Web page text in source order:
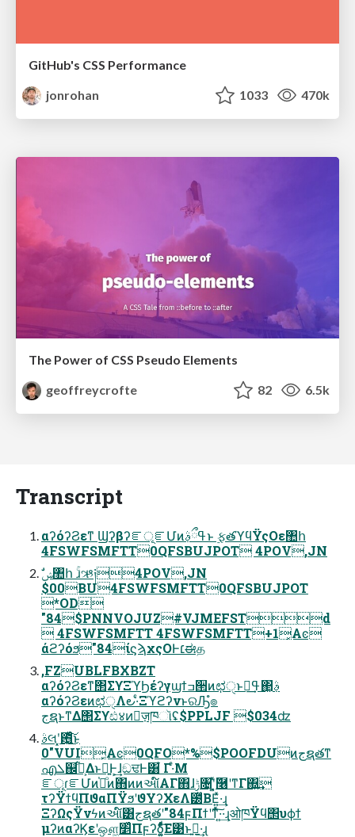
GitHub's CSS Performance
jonrohan
1033 470k
The Power of CSS Pseudo Elements
geoffreycrofte
82 6.5k
Transcript
αʔόʔϨεͳ ϢʔβʔೝূೝՄͷߟྀࣄ߲ͱ ࣮ફతϓϥΫςΟε঺հ
4FSWFSMFTT0QFSBUJPOT 4POV,JN
$00BU4FSWFSMFTT0QFSBUJPOT
*OD
"84$PNNVOJUZ#VJMEFSTd
 4FSWFSMFTT 4FSWFSMFTT+1͓Αͼ
άϩʔόϧ"84ίϛϡχςΟͰ׆ಈத
,FZUBLFBXBZT
αʔόʔϨεͳ΢ΣϒΞϓϦέʔγϣϯߏ੒ͷಛੑͱߟྀ͢΂͖ࣄ߲
αʔόʔϨεͷಛੑΛ౿·͑ͨΞϓϩʔνͱରԠํ๏
جຊͱͳΔ΢Σϒඪ४ͷٕज़ཁૉʢ$PPLJF $034ʣ
ࣄલʹ͓఻͓͖͍͑ͯͨ͜͠ͱ
0"VUI͓Αͼ0QFO*%$POOFDUͷجຊతͳ
എܠ஌͕ࣝ͋Δͱྑ͍Ͱ͕͢ɺඞਢͰ͸͋ Γ·ͤΜ
ೝূɾೝՄͷ֓೦ͦͷ΋ͷͷઆ໌ΑΓ΋ɺݱ৔ʹ͓͍ͯٞ࿦ʹͳΓ΍͍͢
τʔΫϯϥΠϑαΠΫϧʹϑΥʔΧεΛ౰ͯΒΕ͍ͯ·͢ɻ
ΞʔΩςΫνϟͷઆ໌͸جຊతʹ"84ϝΠϯʹͳͬͯ͠·͍·͢ɻओཁΫϥ΢υϕϯ
μʔͷαʔϏεʹஔ͖׵͑ͯΠϝʔδ͍͚ͯͨͩ͠Ε͹ͱࢥ͍·͢ɻ